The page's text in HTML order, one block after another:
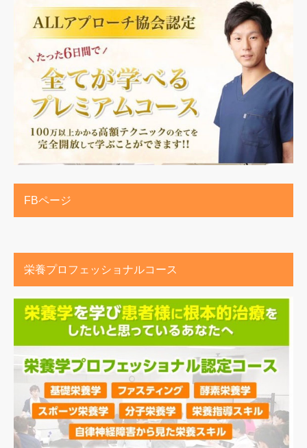
FBページ
栄養プロフェッショナルコース